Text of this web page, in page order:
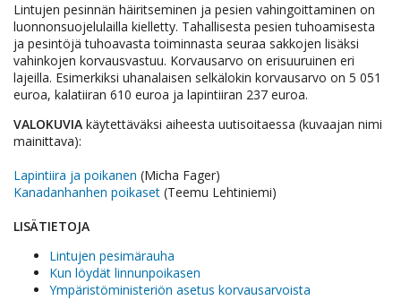
Lintujen pesinnän häiritseminen ja pesien vahingoittaminen on
luonnonsuojelulailla kielletty. Tahallisesta pesien tuhoamisesta
ja pesintöjä tuhoavasta toiminnasta seuraa sakkojen lisäksi
vahinkojen korvausvastuu. Korvausarvo on erisuuruinen eri
lajeilla. Esimerkiksi uhanalaisen selkälokin korvausarvo on 5 051
euroa, kalatiiran 610 euroa ja lapintiiran 237 euroa.
VALOKUVIA käytettäväksi aiheesta uutisoitaessa (kuvaajan nimi
mainittava):
Lapintiira ja poikanen (Micha Fager)
Kanadanhanhen poikaset (Teemu Lehtiniemi)
LISÄTIETOJA
Lintujen pesimärauha
Kun löydät linnunpoikasen
Ympäristöministeriön asetus korvausarvoista